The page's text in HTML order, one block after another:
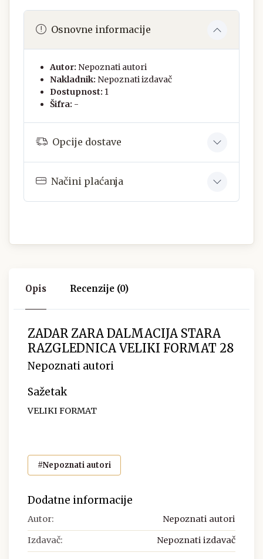
Osnovne informacije
Autor: Nepoznati autori
Nakladnik: Nepoznati izdavač
Dostupnost: 1
Šifra: -
Opcije dostave
Načini plaćanja
Opis Recenzije (0)
ZADAR ZARA DALMACIJA STARA
RAZGLEDNICA VELIKI FORMAT 28
Nepoznati autori
Sažetak
VELIKI FORMAT
#Nepoznati autori
Dodatne informacije
Autor: Nepoznati autori
Izdavač: Nepoznati izdavač